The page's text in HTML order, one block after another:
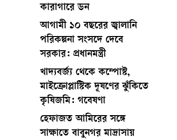
কারাগারে ডন
আগামী ১০ বছরের জ্বালানি
পরিকল্পনা সংসদে দেবে
সরকার: প্রধানমন্ত্রী
খাদ্যবর্জ্য থেকে কম্পোস্ট,
মাইক্রোপ্লাস্টিক দূষণের ঝুঁকিতে
কৃষিজমি: গবেষণা
হেফাজত আমিরের সঙ্গে
সাক্ষাতে বাবুনগর মাদ্রাসায়